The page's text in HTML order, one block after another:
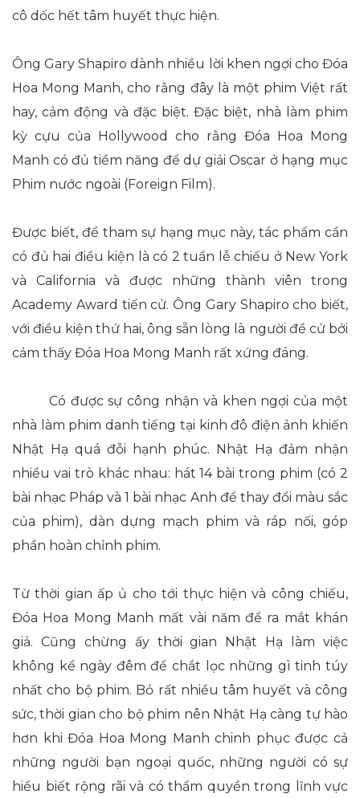
cô dốc hết tâm huyết thực hiện.
Ông Gary Shapiro dành nhiều lời khen ngợi cho Đóa
Hoa Mong Manh, cho rằng đây là một phim Việt rất
hay, cảm động và đặc biệt. Đặc biệt, nhà làm phim
kỳ cựu của Hollywood cho rằng Đóa Hoa Mong
Manh có đủ tiềm năng để dự giải Oscar ở hạng mục
Phim nước ngoài (Foreign Film).
Được biết, để tham sự hạng mục này, tác phẩm cần
có đủ hai điều kiện là có 2 tuần lễ chiếu ở New York
và California và được những thành viên trong
Academy Award tiến cử. Ông Gary Shapiro cho biết,
với điều kiện thứ hai, ông sẵn lòng là người đề cử bởi
cảm thấy Đóa Hoa Mong Manh rất xứng đáng.
Có được sự công nhận và khen ngợi của một
nhà làm phim danh tiếng tại kinh đô điện ảnh khiến
Nhật Hạ quá đỗi hạnh phúc. Nhật Hạ đảm nhận
nhiều vai trò khác nhau: hát 14 bài trong phim (có 2
bài nhạc Pháp và 1 bài nhạc Anh để thay đổi màu sắc
của phim), dàn dựng mạch phim và ráp nối, góp
phần hoàn chỉnh phim.
Từ thời gian ấp ủ cho tới thực hiện và công chiếu,
Đóa Hoa Mong Manh mất vài năm để ra mắt khán
giả. Cũng chừng ấy thời gian Nhật Hạ làm việc
không kể ngày đêm để chắt lọc những gì tinh túy
nhất cho bộ phim. Bỏ rất nhiều tâm huyết và công
sức, thời gian cho bộ phim nên Nhật Hạ càng tự hào
hơn khi Đóa Hoa Mong Manh chinh phục được cả
những người bạn ngoại quốc, những người có sự
hiểu biết rộng rãi và có thẩm quyền trong lĩnh vực